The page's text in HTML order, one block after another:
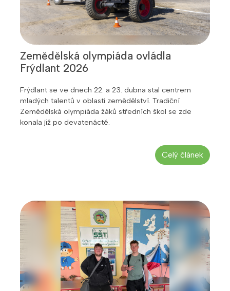
Zemědělská olympiáda ovládla
Frýdlant 2026
Frýdlant se ve dnech 22. a 23. dubna stal centrem
mladých talentů v oblasti zemědělství. Tradiční
Zemědělská olympiáda žáků středních škol se zde
konala již po devatenácté.
Celý článek